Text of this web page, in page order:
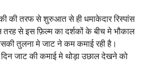
की तरफ से शुरुआत से ही धमाकेदार रिस्पांस
तरह से इस फ़िल्म का दर्शकों के बीच मे भौकाल
तुलना मे जाट ने कम कमाई रही है।
जाट की कमाई मे थोड़ा उछाल देखने को